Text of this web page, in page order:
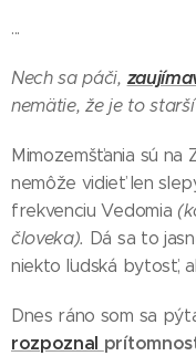
...
Nech sa páči,
nemätie, že je to
Mimozemšťania sú na
nemôže vidieť len
frekvenciu Vedomia
človeka). Dá sa to
niekto ľudská bytosť,
Dnes ráno som sa
rozpoznal